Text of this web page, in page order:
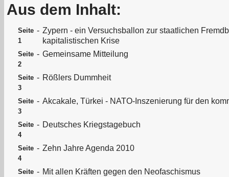
Aus dem Inhalt:
Seite
1
- Zypern - ein Versuchsballon zur staatlichen
kapitalistischen Krise
Seite
2
- Gemeinsame Mitteilung
Seite
3
- Rößlers Dummheit
Seite
3
- Akcakale, Türkei - NATO-Inszenierung für den
Seite
4
- Deutsches Kriegstagebuch
Seite
4
- Zehn Jahre Agenda 2010
Seite - Mit allen Kräften gegen den Neofaschismus